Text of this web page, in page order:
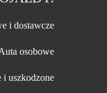
i dostawcze
osobowe
i uszkodzone